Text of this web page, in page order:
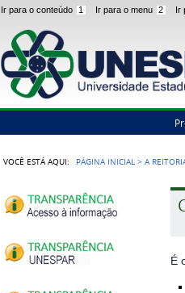
Ir para o conteúdo 1 Ir para o menu 2 Ir
VOCÊ ESTÁ AQUI: PÁGINA INICIAL >A
É